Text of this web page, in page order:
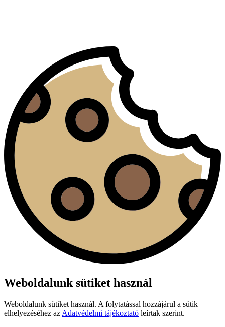
Weboldalunk sütiket használ
Weboldalunk sütiket használ. A folytatással hozzájárul a sütik
elhelyezéséhez az Adatvédelmi tájékoztató leírtak szerint.